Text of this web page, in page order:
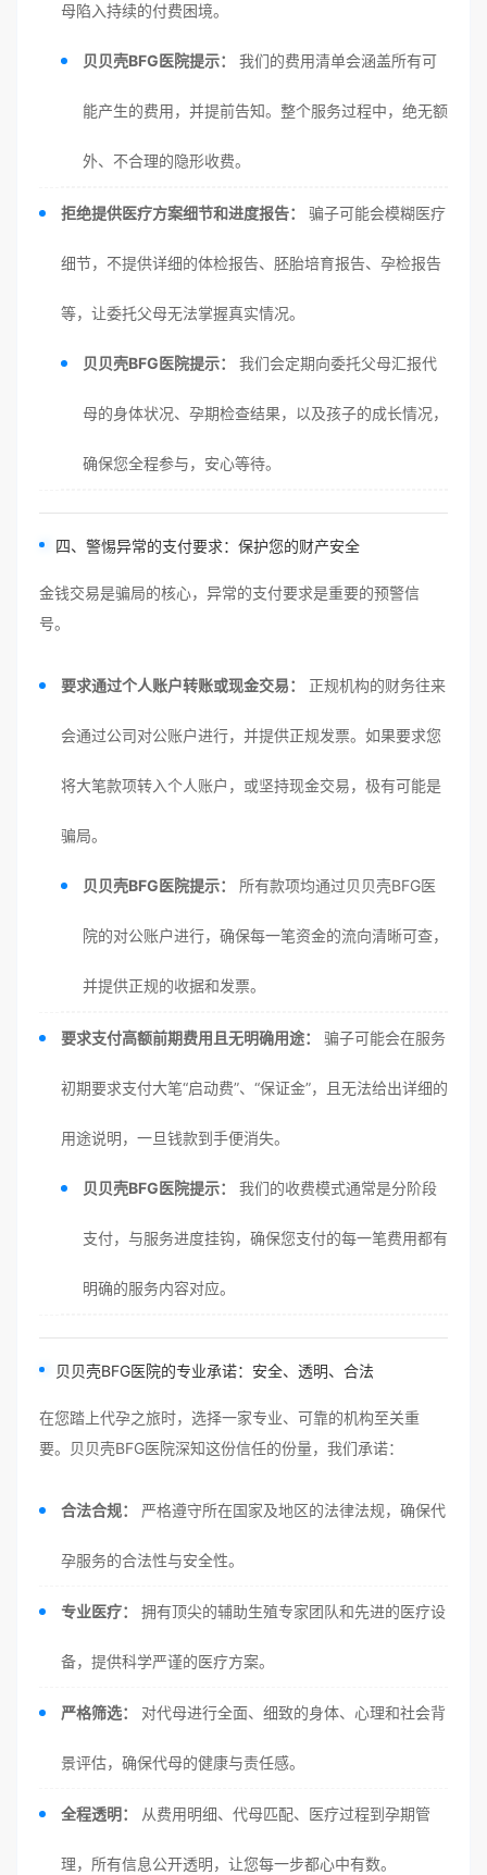
母陷入持续的付费困境。
贝贝壳BFG医院提示： 我们的费用清单会涵盖所有可
能产生的费用，并提前告知。整个服务过程中，绝无额
外、不合理的隐形收费。
拒绝提供医疗方案细节和进度报告： 骗子可能会模糊医疗
细节，不提供详细的体检报告、胚胎培育报告、孕检报告
等，让委托父母无法掌握真实情况。
贝贝壳BFG医院提示： 我们会定期向委托父母汇报代
母的身体状况、孕期检查结果，以及孩子的成长情况，
确保您全程参与，安心等待。
四、警惕异常的支付要求：保护您的财产安全
金钱交易是骗局的核心，异常的支付要求是重要的预警信
号。
要求通过个人账户转账或现金交易： 正规机构的财务往来
会通过公司对公账户进行，并提供正规发票。如果要求您
将大笔款项转入个人账户，或坚持现金交易，极有可能是
骗局。
贝贝壳BFG医院提示： 所有款项均通过贝贝壳BFG医
院的对公账户进行，确保每一笔资金的流向清晰可查，
并提供正规的收据和发票。
要求支付高额前期费用且无明确用途： 骗子可能会在服务
初期要求支付大笔“启动费”、“保证金”，且无法给出详细的
用途说明，一旦钱款到手便消失。
贝贝壳BFG医院提示： 我们的收费模式通常是分阶段
支付，与服务进度挂钩，确保您支付的每一笔费用都有
明确的服务内容对应。
贝贝壳BFG医院的专业承诺：安全、透明、合法
在您踏上代孕之旅时，选择一家专业、可靠的机构至关重
要。贝贝壳BFG医院深知这份信任的份量，我们承诺：
合法合规： 严格遵守所在国家及地区的法律法规，确保代
孕服务的合法性与安全性。
专业医疗： 拥有顶尖的辅助生殖专家团队和先进的医疗设
备，提供科学严谨的医疗方案。
严格筛选： 对代母进行全面、细致的身体、心理和社会背
景评估，确保代母的健康与责任感。
全程透明： 从费用明细、代母匹配、医疗过程到孕期管
理，所有信息公开透明，让您每一步都心中有数。